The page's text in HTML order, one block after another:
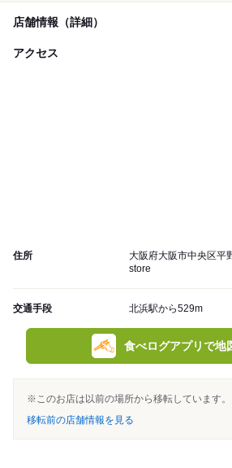
店舗情報（詳細）
アクセス
住所
大阪府大阪市中央区平
store
交通手段 北浜駅から529m
食べログアプリで地
※このお店は以前の場所から移転しています。
移転前の店舗情報を見る